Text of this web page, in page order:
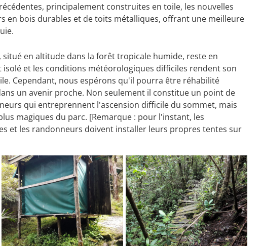
principalement construites en toile, les nouvelles
en bois durables et de toits métalliques, offrant une meilleure
en altitude dans la forêt tropicale humide, reste en
isolé et les conditions météorologiques difficiles rendent son
Cependant, nous espérons qu'il pourra être réhabilité
un avenir proche. Non seulement il constitue un point de
qui entreprennent l'ascension difficile du sommet, mais
magiques du parc. [Remarque : pour l'instant, les
et les randonneurs doivent installer leurs propres tentes sur